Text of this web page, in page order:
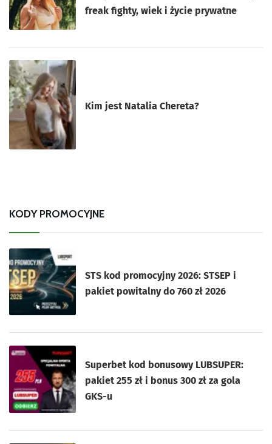
freak fighty, wiek i życie prywatne
Kim jest Natalia Chereta?
KODY PROMOCYJNE
STS kod promocyjny 2026: STSEP i
pakiet powitalny do 760 zł 2026
Superbet kod bonusowy LUBSUPER:
pakiet 255 zł i bonus 300 zł za gola
GKS-u